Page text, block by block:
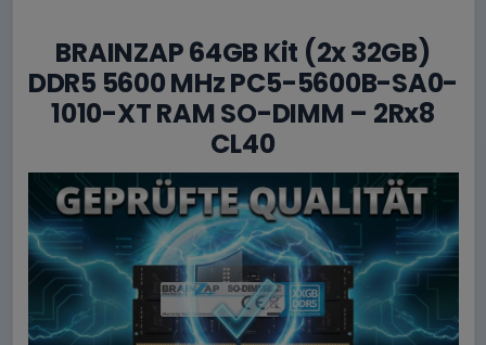
BRAINZAP 64GB Kit (2x 32GB)
DDR5 5600 MHz PC5-5600B-SA0-
1010-XT RAM SO-DIMM – 2Rx8
CL40